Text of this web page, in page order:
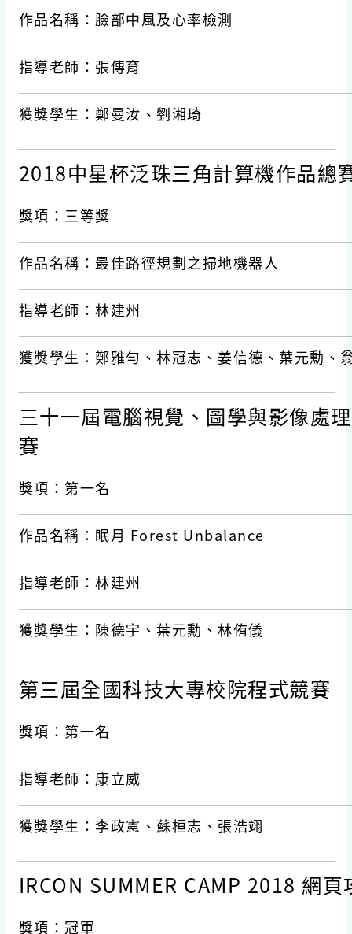
作品名稱：臉部中風及心率檢測
指導老師：張傳育
獲獎學生：鄭曼汝、劉湘琦
2018中星杯泛珠三角計算機作品總
獎項：三等獎
作品名稱：最佳路徑規劃之掃地機器人
指導老師：林建州
獲獎學生：鄭雅勻、林冠志、姜信德、葉元勳、
三十一屆電腦視覺、圖學與影像處
賽
獎項：第一名
作品名稱：眠月 Forest Unbalance
指導老師：林建州
獲獎學生：陳德宇、葉元勳、林侑儀
第三屆全國科技大專校院程式競賽
獎項：第一名
指導老師：康立威
獲獎學生：李政憲、蘇桓志、張浩翊
IRCON SUMMER CAMP 2018 網
獎項：冠軍